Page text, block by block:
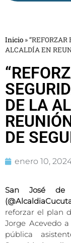
Inicio »
ALCALDÍA EN
DE LA
DE
enero 10,
San José
reforzar el plan
Jorge Acevedo
pública